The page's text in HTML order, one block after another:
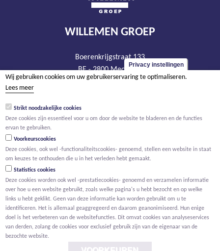
WILLEMEN GROEP
Boerenkrijgstraat 133
BE - 2800 Mechelen
tel +32 15 569 965
BTW BE 0466.256.432
Privacy instellingen
Wij gebruiken cookies om uw gebruikerservaring te optimaliseren.
Lees meer
Strikt noodzakelijke cookies
Deze cookies zijn essentieel voor u om door de website te bladeren en de functies
ervan te gebruiken.
Voorkeurscookies
Deze cookies, ook wel -functionaliteitscookies- genoemd, stellen een website in staat
om keuzes te onthouden die u in het verleden hebt gemaakt.
Statistics cookies
Deze cookies worden ook wel -prestatiecookies- genoemd en verzamelen informatie
over hoe u een website gebruikt, zoals welke pagina's u hebt bezocht en op welke
links u hebt geklikt. Geen van deze informatie kan worden gebruikt om u te
identificeren. Het is allemaal geaggregeerd en daarom geanonimiseerd. Hun enige
doel is het verbeteren van de websitefuncties. Dit omvat cookies van analyseservices
van derden, zolang de cookies voor exclusief gebruik zijn van de eigenaar van de
bezochte website.